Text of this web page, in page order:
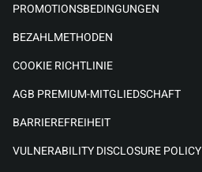
PROMOTIONSBEDINGUNGEN
BEZAHLMETHODEN
COOKIE RICHTLINIE
AGB PREMIUM-MITGLIEDSCHAFT
BARRIEREFREIHEIT
VULNERABILITY DISCLOSURE POLICY